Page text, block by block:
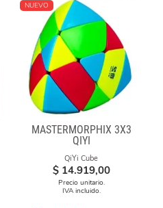
NUEVO
MASTERMORPHIX 3X3
QIYI
QiYi Cube
$ 14.919,00
Precio unitario.
IVA incluido.